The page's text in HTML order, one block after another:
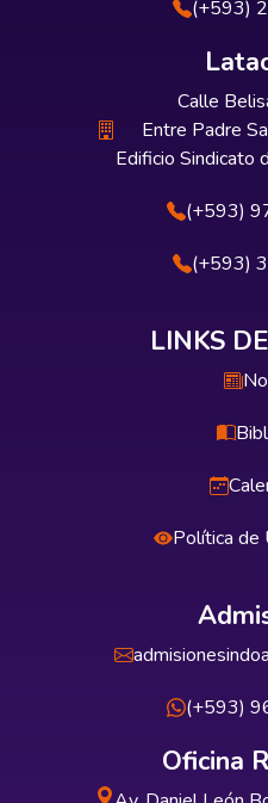
(+593)
Calle
Entre Padre
Edificio Sindicato
(+593)
(+593)
LINKS
Política de
(+593)
Oficina